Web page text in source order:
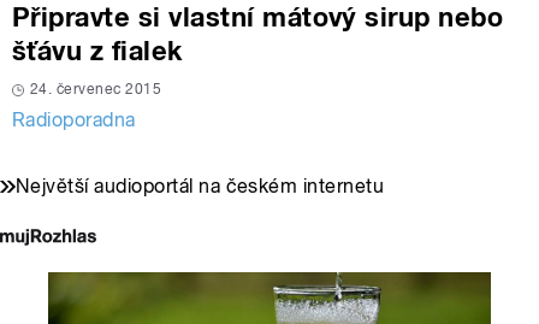
Připravte si vlastní mátový sirup nebo
šťávu z fialek
24. červenec 2015
Radioporadna
Největší audioportál na českém internetu